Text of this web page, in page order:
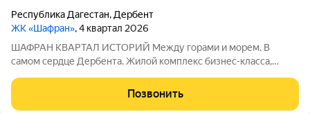
Республика Дагестан, Дербент
ЖК «Шафран», 4 квартал 2026
ШАФРАН КВАРТАЛ ИСТОРИЙ Между горами и морем. В
самом сердце Дербента. Жилой комплекс бизнес-класса,
атмосферу древнего города. Расположен в историческом
Позвонить